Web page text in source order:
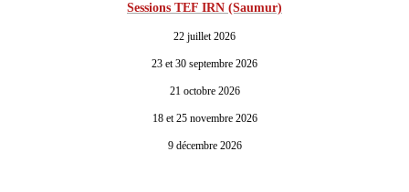
Sessions TEF IRN (Saumur)
22 juillet 2026
23 et 30 septembre 2026
21 octobre 2026
18 et 25 novembre 2026
9 décembre 2026